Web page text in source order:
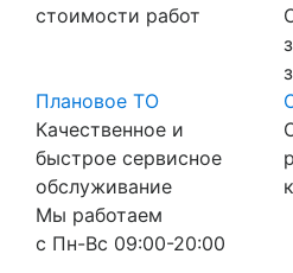
стоимости работ
Плановое ТО
Качественное и
быстрое сервисное
обслуживание
Мы работаем
с Пн-Вc 09:00-20:00